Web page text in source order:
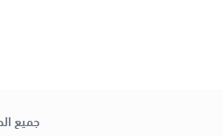
جميع